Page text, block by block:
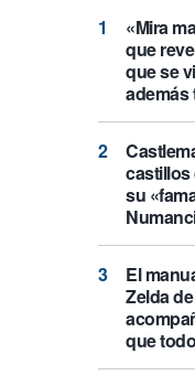
«Mira
que
que se
además
castillos
su
El
Zelda
que